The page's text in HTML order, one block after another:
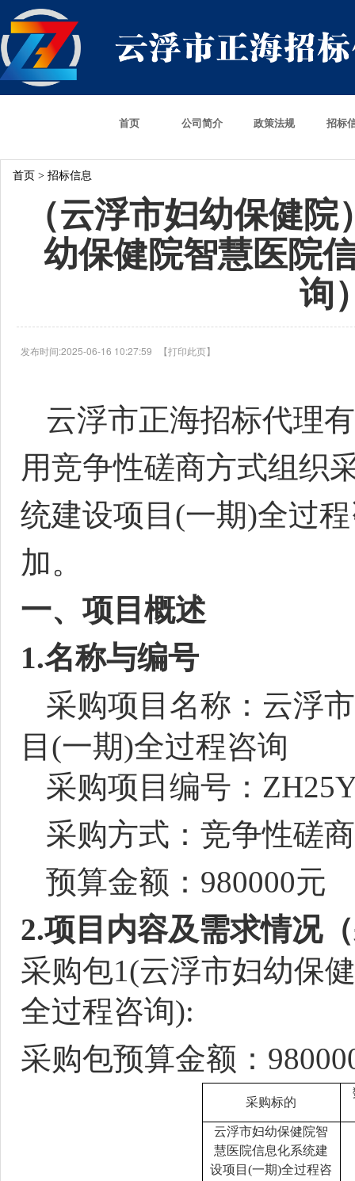
首页 公司简介 政策法规 招标
首页 > 招标信息
（云浮市妇幼保健
幼保健院智慧医院
询
发布时间:2025-06-16 10:27:59 【打印此页】
云浮市正海招标代理
用竞争性磋商方式组织
统建设项目 (一期)全过
加。
一、 项目概述
1.名称与编号
采购项目名称： 云浮
目 (一期)全过程咨询
采购项目编号：
采购方式：竞争性磋商
预算金额： 980000元
2.项目内容及需求情况
采购包1(云浮市妇幼保
全过程咨询):
采购包预算金额：
采购标的
云浮市妇幼保健院智
慧医院信息化系统建
设项目 (一期)全过程咨